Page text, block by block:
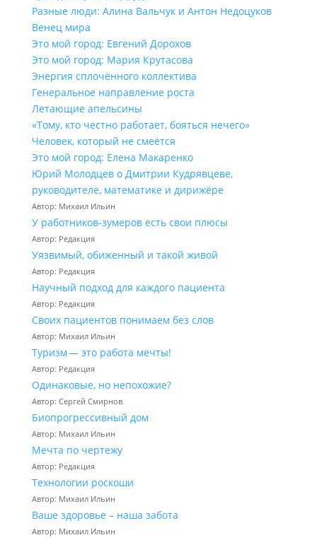
Разные люди: Алина Вальчук и Антон Недоцуков
Венец мира
Это мой город: Евгений Дорохов
Это мой город: Мария Крутасова
Энергия сплочённого коллектива
Генеральное направление роста
Летающие апельсины
«Тому, кто честно работает, бояться нечего»
Человек, который не смеётся
Это мой город: Елена Макаренко
Юрий Молодцев о Дмитрии Кудрявцеве,
руководителе, математике и дирижёре
Автор: Михаил Ильин
У работников‑зумеров есть свои плюсы
Автор: Редакция
Уязвимый, обиженный и такой живой
Автор: Редакция
Научный подход для каждого пациента
Автор: Редакция
Своих пациентов понимаем без слов
Автор: Михаил Ильин
Туризм — это работа мечты!
Автор: Редакция
Одинаковые, но непохожие?
Автор: Сергей Смирнов
Биопрогрессивный дом
Автор: Михаил Ильин
Мечта по чертежу
Автор: Редакция
Технологии роскоши
Автор: Михаил Ильин
Ваше здоровье – наша забота
Автор: Михаил Ильин